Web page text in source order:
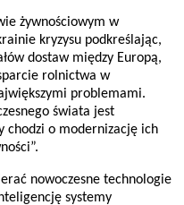
żywnościowym w
kryzysu podkreślając,
dostaw między Europą,
rolnictwa w
problemami.
świata jest
chodzi o modernizację ich
nowoczesne technologie
systemy